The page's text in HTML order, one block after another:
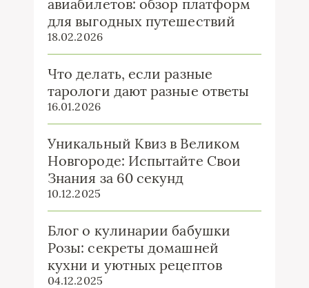
авиабилетов: обзор платформ
для выгодных путешествий
18.02.2026
Что делать, если разные
тарологи дают разные ответы
16.01.2026
Уникальный Квиз в Великом
Новгороде: Испытайте Свои
Знания за 60 секунд
10.12.2025
Блог о кулинарии бабушки
Розы: секреты домашней
кухни и уютных рецептов
04.12.2025